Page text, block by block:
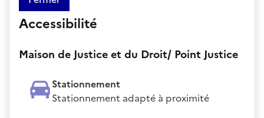
Accessibilité
Maison de Justice et du Droit/ Point Justice
Stationnement
Stationnement adapté à proximité